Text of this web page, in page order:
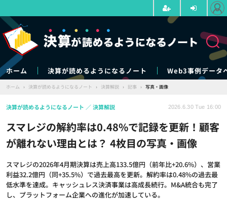
ホーム 決算が読めるようになるノート Web3事例データ
ホーム › 決算が読めるようになるノート › 決算解説 › 記事 › 写真・画像
スマレジの解約率は0.48%で記録を更新！顧客
が離れない理由とは？ 4枚目の写真・画像
スマレジの2026年4月期決算は売上高133.5億円（前年比+20.6%）、営業
利益32.2億円（同+35.5%）で過去最高を更新。解約率は0.48%の過去最
低水準を達成。キャッシュレス決済事業は高成長続行。M&A統合も完了
し、プラットフォーム企業への進化が加速している。
決算が読めるようになるノート 決算解説 2026.6.30 Tue 16:00